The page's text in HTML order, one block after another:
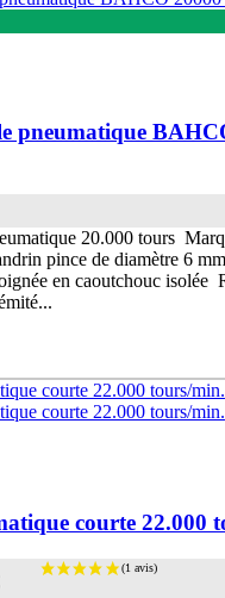
pneumatique
20.000 tours
pince de diamètre 6
en caoutchouc isolée
courte 22.000